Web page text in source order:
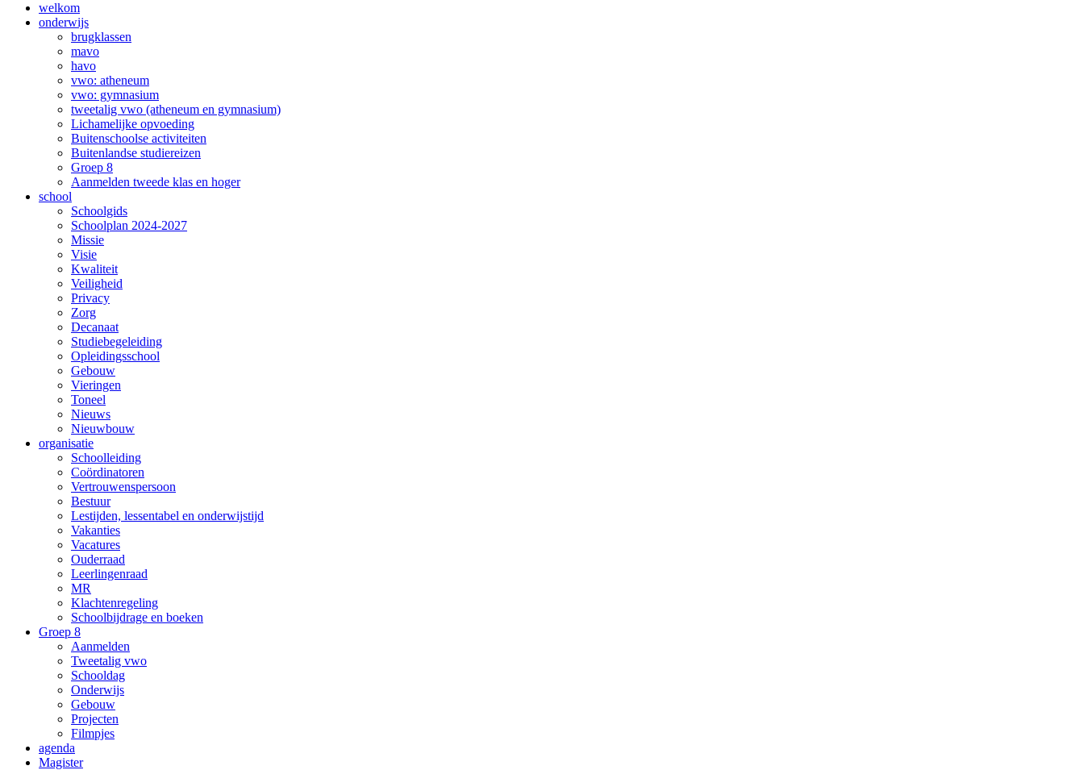
welkom
onderwijs
brugklassen
mavo
havo
vwo: atheneum
vwo: gymnasium
tweetalig vwo (atheneum en gymnasium)
Lichamelijke opvoeding
Buitenschoolse activiteiten
Buitenlandse studiereizen
Groep 8
Aanmelden tweede klas en hoger
school
Schoolgids
Schoolplan 2024-2027
Missie
Visie
Kwaliteit
Veiligheid
Privacy
Zorg
Decanaat
Studiebegeleiding
Opleidingsschool
Gebouw
Vieringen
Toneel
Nieuws
Nieuwbouw
organisatie
Schoolleiding
Coördinatoren
Vertrouwenspersoon
Bestuur
Lestijden, lessentabel en onderwijstijd
Vakanties
Vacatures
Ouderraad
Leerlingenraad
MR
Klachtenregeling
Schoolbijdrage en boeken
Groep 8
Aanmelden
Tweetalig vwo
Schooldag
Onderwijs
Gebouw
Projecten
Filmpjes
agenda
Magister